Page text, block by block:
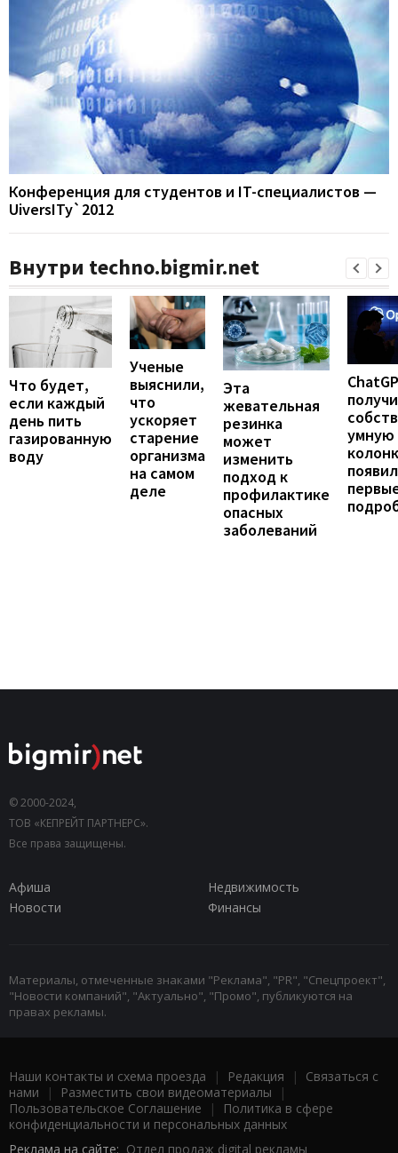
Конференция для студентов и IT-специалистов —
UiversITy`2012
Внутри techno.bigmir.net
Что будет,
если каждый
день пить
газированную
воду
Ученые
выяснили,
что
ускоряет
старение
организма
на самом
деле
Эта
жевательная
резинка
может
изменить
подход к
профилактике
опасных
заболеваний
умную
© 2000-2024,
ТОВ «КЕПРЕЙТ ПАРТНЕРС».
Все права защищены.
Афиша
Недвижимость
Новости
Финансы
Материалы, отмеченные знаками "Реклама", "PR", "Спецпроект",
"Новости компаний", "Актуально", "Промо", публикуются на
правах рекламы.
Наши контакты и схема проезда | Редакция | Связаться с
нами | Разместить свои видеоматериалы |
Пользовательское Соглашение |
Политика в сфере
конфиденциальности и персональных данных
Реклама на сайте: Отдел продаж digital рекламы